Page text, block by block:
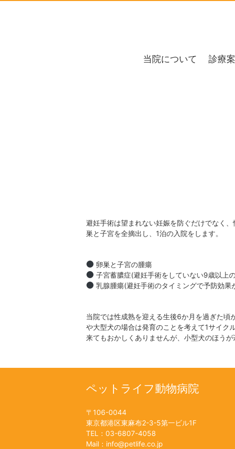
当院について 診療
避妊手術は望まれない妊娠を防ぐだけでなく
巣と子宮を全摘出し、1泊の入院をします。
卵巣と子宮の腫瘍
子宮蓄膿症(避妊手術をしていない9歳以上
乳腺腫瘍(避妊手術のタイミングで予防効
当院では性成熟を迎える生後6か月を過ぎた
や大型犬の場合は発育のことを考えて1サイク
来てもおかしくありませんが、小型犬のほうが
ペットライフ動物病院
〒106-0044
東京都港区東麻布2-3-5第一ビル1F
TEL：03-6807-4058
Mail：info@petlife.co.jp